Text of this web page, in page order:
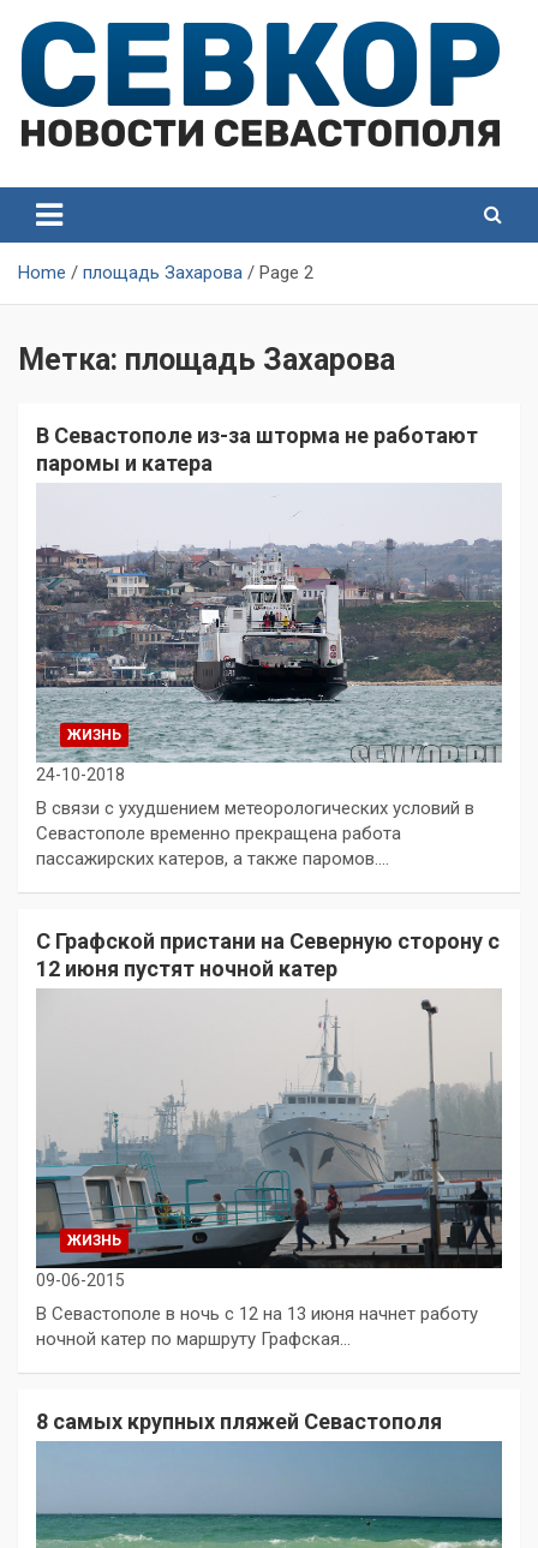
content
Севастополя
Севастополя
Home площадь Захарова Page 2
Метка: площадь Захарова
В Севастополе из-за шторма не работают
паромы и катера
ЖИЗНЬ
24-10-2018
В связи с ухудшением метеорологических условий в
Севастополе временно прекращена работа
пассажирских катеров, а также паромов.…
С Графской пристани на Северную сторону с
12 июня пустят ночной катер
ЖИЗНЬ
09-06-2015
В Севастополе в ночь с 12 на 13 июня начнет работу
ночной катер по маршруту Графская…
8 самых крупных пляжей Севастополя